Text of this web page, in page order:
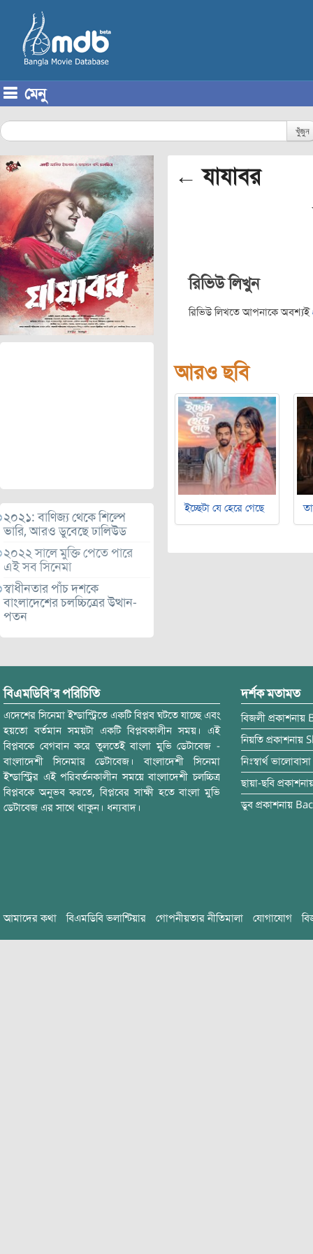
মেনু
খুঁজুন
২০২১: বাণিজ্য থেকে শিল্পে
ভারি, আরও ডুবেছে ঢালিউড
২০২২ সালে মুক্তি পেতে পারে
এই সব সিনেমা
স্বাধীনতার পাঁচ দশকে
বাংলাদেশের চলচ্চিত্রের উত্থান-
পতন
← যাযাবর
রিভিউ লিখুন
রিভিউ লিখতে আপনাকে অবশ্যই
আরও ছবি
ইচ্ছেটা যে হেরে গেছে
বিএমডিবি’র পরিচিতি
এদেশের সিনেমা ইন্ডাস্ট্রিতে একটি বিপ্লব ঘটতে যাচ্ছে এবং
হয়তো বর্তমান সময়টা একটি বিপ্লবকালীন সময়। এই
বিপ্লবকে বেগবান করে তুলতেই বাংলা মুভি ডেটাবেজ -
বাংলাদেশী সিনেমার ডেটাবেজ। বাংলাদেশী সিনেমা
ইন্ডাস্ট্রির এই পরিবর্তনকালীন সময়ে বাংলাদেশী চলচ্চিত্র
বিপ্লবকে অনুভব করতে, বিপ্লবের সাক্ষী হতে বাংলা মুভি
ডেটাবেজ এর সাথে থাকুন। ধন্যবাদ।
দর্শক মতামত
বিজলী প্রকাশনায়
নিয়তি প্রকাশনায়
নিঃস্বার্থ ভালোবাসা
ছায়া-ছবি
ডুব প্রকাশনায়
আমাদের কথা বিএমডিবি ভলান্টিয়ার গোপনীয়তার নীতিমালা যোগাযোগ